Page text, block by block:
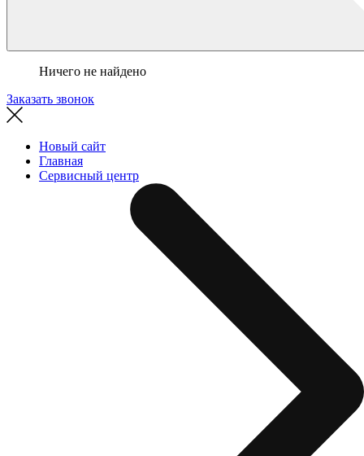
Ничего не найдено
Заказать звонок
Новый сайт
Главная
Сервисный центр